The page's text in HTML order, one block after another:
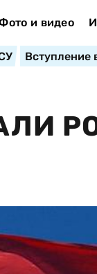
и видео
Вступление